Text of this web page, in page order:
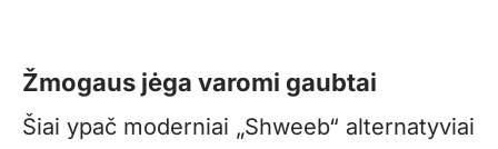
Žmogaus jėga varomi gaubtai
Šiai ypač moderniai „Shweeb“ alternatyviai